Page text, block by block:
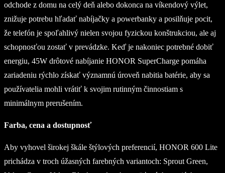
odchode z domu na celý deň alebo dokonca na víkendový výlet,
znižuje potrebu hľadať nabíjačky a powerbanky a posilňuje pocit,
že telefón je spoľahlivý nielen svojou fyzickou konštrukciou, ale aj
schopnosťou zostať v prevádzke. Keď je nakoniec potrebné dobiť
energiu, 45W drôtové nabíjanie HONOR SuperCharge pomáha
zariadeniu rýchlo získať významnú úroveň nabitia batérie, aby sa
používatelia mohli vrátiť k svojim rutinným činnostiam s
minimálnym prerušením.
Farba, cena a dostupnosť
Aby vyhovel širokej škále štýlových preferencií, HONOR 600 Lite
prichádza v troch úžasných farebných variantoch: Sprout Green,